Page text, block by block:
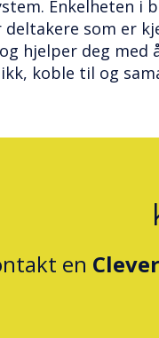
Enkelheten i
som er
hjelper deg med
koble til og
en